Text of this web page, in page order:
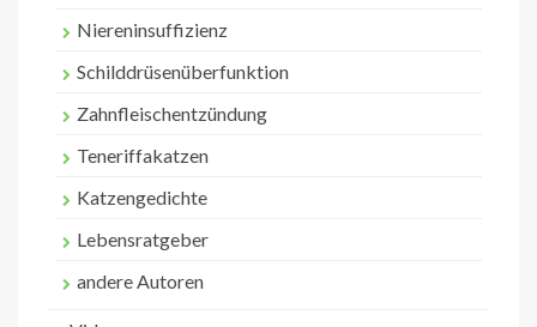
Niereninsuffizienz
Schilddrüsenüberfunktion
Zahnfleischentzündung
Teneriffakatzen
Katzengedichte
Lebensratgeber
andere Autoren